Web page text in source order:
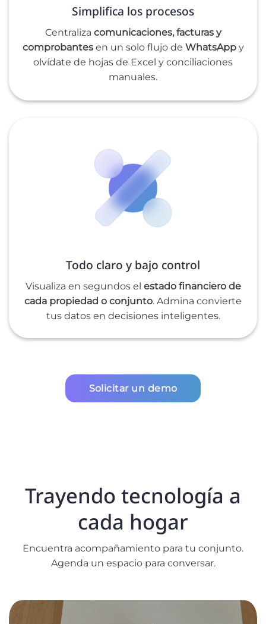
Simplifica los procesos
Centraliza comunicaciones, facturas y
comprobantesen un solo flujo de WhatsAppy
olvídate de hojas de Excel y conciliaciones
manuales.
Todo claro y bajo control
Visualiza en segundos el estado financiero de
cada propiedad o conjunto. Admina convierte
tus datos en decisiones inteligentes.
Solicitar un demo
Trayendo tecnología a
cada hogar
Encuentra acompañamiento para tu conjunto.
Agenda un espacio para conversar.